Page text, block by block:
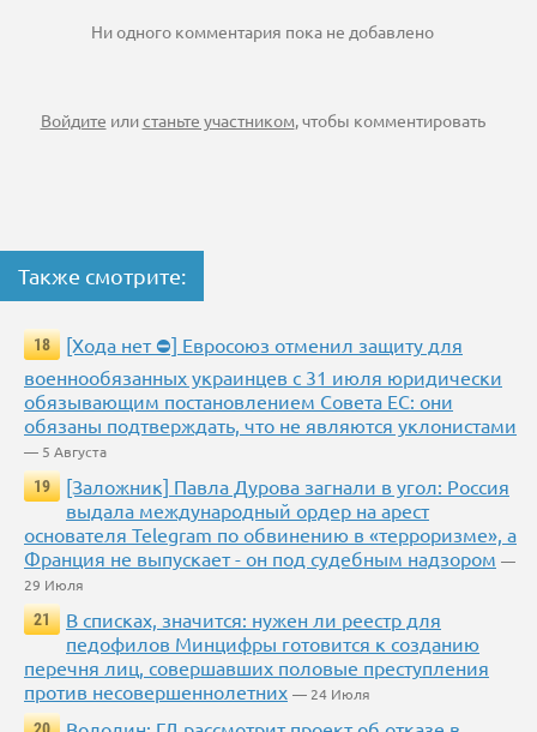
Ни одного комментария пока не добавлено
Войдите илистаньте участником, чтобы комментировать
Также смотрите:
18
[Хода нет ⛔] Евросоюз отменил защиту для
военнообязанных украинцев с 31 июля юридически
обязывающим постановлением Совета ЕС: они
обязаны подтверждать, что не являются уклонистами
— 5 Августа
19
[Заложник] Павла Дурова загнали в угол: Россия
выдала международный ордер на арест
основателя Telegram по обвинению в «терроризме», а
Франция не выпускает - он под судебным надзором —
29 Июля
21
В списках, значится: нужен ли реестр для
педофилов Минцифры готовится к созданию
перечня лиц, совершавших половые преступления
против несовершеннолетних — 24 Июля